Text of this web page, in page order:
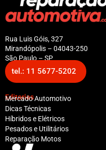
Rua Luis Góis, 327
Mirandópolis – 04043-250
São Paulo – SP
tel.: 11 5677-5202
Editorias
Mercado Automotivo
Dicas Técnicas
Híbridos e Elétricos
Pesados e Utilitários
Reparação Motos